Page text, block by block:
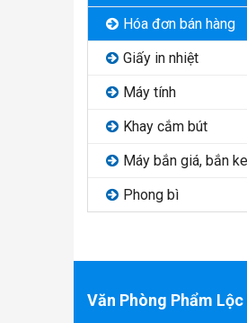
Hóa đơn bán hàng
Giấy in nhiệt
Máy tính
Khay cắm bút
Máy bắn giá, bắn
Phong bì
Văn Phòng Phẩm